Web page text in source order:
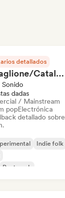
detallados
Rob Tavaglione/Catalyst Recording
Sonido
dadas
/ Mainstream
popElectrónica
detallado sobre
Indie folk
Post punk